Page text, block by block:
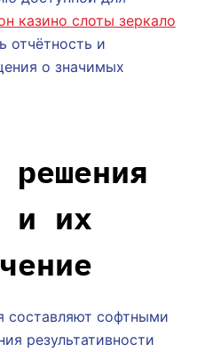
казино слоты зеркало
отчётность и
о значимых
и их
составляют софтными
результативности